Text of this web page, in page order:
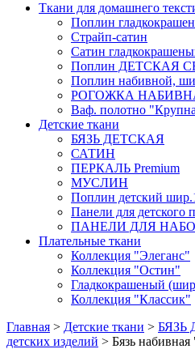
Ткани для домашнего
Поплин
Страйп-сатин
Сатин
Поплин ДЕТСКАЯ
Поплин набивной,
РОГОЖКА
Ваф. полотно
Детские ткани
БЯЗЬ ДЕТСКАЯ
САТИН
ПЕРКАЛЬ Premium
МУСЛИН
Поплин детский
Панели для детского
ПАНЕЛИ ДЛЯ
Плательные ткани
Коллекция "Элеганс"
Коллекция "Остин"
Гладкокрашеный
Коллекция "Классик"
Главная > Детские ткани > БЯЗЬ
детских изделий > Бязь